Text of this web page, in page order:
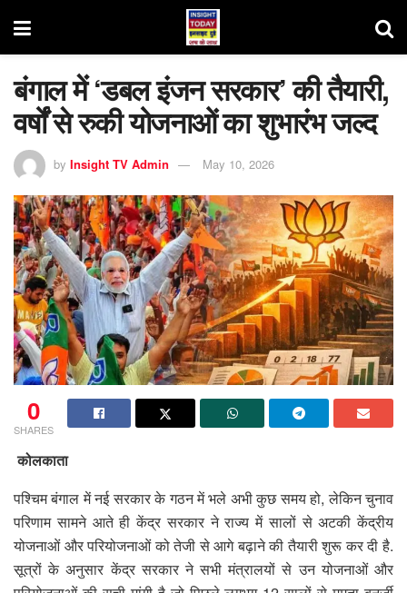
बंगाल में ‘डबल इंजन सरकार’ की तैयारी,
वर्षों से रुकी योजनाओं का शुभारंभ जल्द
by Insight TV Admin May 10, 2026
0
SHARES
कोलकाता
पश्चिम बंगाल में नई सरकार के गठन में भले अभी कुछ समय हो, लेकिन चुनाव
परिणाम सामने आते ही केंद्र सरकार ने राज्य में सालों से अटकी केंद्रीय
योजनाओं और परियोजनाओं को तेजी से आगे बढ़ाने की तैयारी शुरू कर दी है.
सूत्रों के अनुसार केंद्र सरकार ने सभी मंत्रालयों से उन योजनाओं और